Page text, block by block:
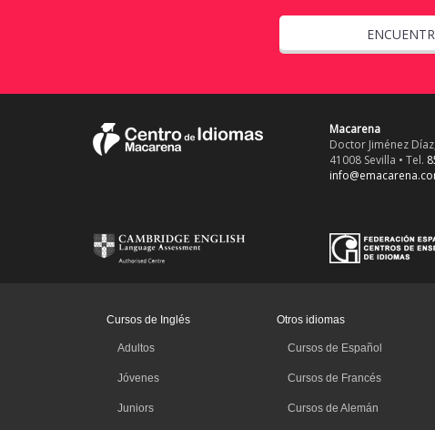
Macarena
Doctor Jiménez
41008 Sevilla • Tel.
Cursos de Inglés
Adultos
Jóvenes
Juniors
Otros idiomas
Cursos de Español
Cursos de Francés
Cursos de Alemán